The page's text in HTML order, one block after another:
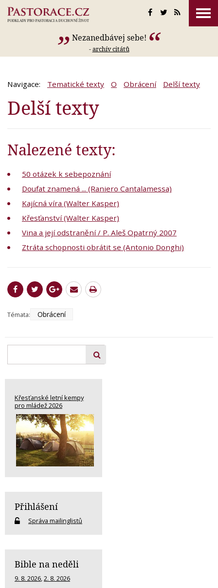
Nezanedbávej sebe!
-archív citátů
Navigace: Tematické texty O Obrácení Delší texty
Delší texty
Nalezené texty:
50 otázek k sebepoznání
Doufat znamená ... (Raniero Cantalamessa)
Kajícná víra (Walter Kasper)
Křesťanství (Walter Kasper)
Vina a její odstranění / P. Aleš Opatrný 2007
Ztráta schopnosti obrátit se (Antonio Donghi)
Témata: Obrácení
Křesťanské letní kempy
pro mládež 2026
Přihlášení
Správa mailinglistů
Bible na neděli
9. 8. 2026,2. 8. 2026